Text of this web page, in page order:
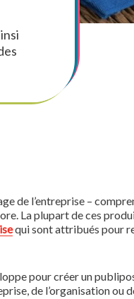
de l’entreprise –
La plupart de ces
qui sont attribués pour
pour créer un
de l’organisation ou